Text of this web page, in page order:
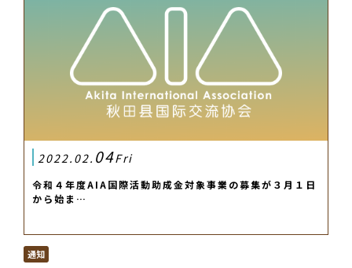
2022.02. 04Fri
令和４年度AIA国際活動助成金対象事業の募集が３月１日
から始ま…
通知